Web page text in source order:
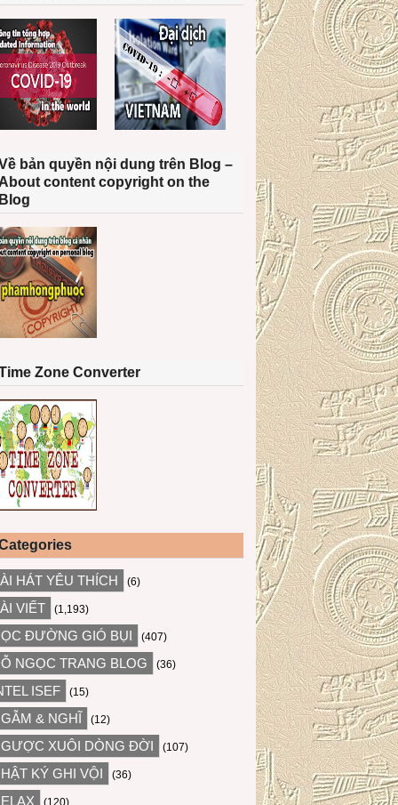
bản quyền nội dung trên Blog –
content copyright on the
Zone Converter
HÁT YÊU THÍCH (6)
VIẾT (1,193)
ĐƯỜNG GIÓ BỤI (407)
NGỌC TRANG BLOG (36)
ISEF (15)
& NGHĨ (12)
XUÔI DÒNG ĐỜI (107)
KÝ GHI VỘI (36)
(120)